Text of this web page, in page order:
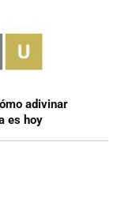
adivinar
es hoy